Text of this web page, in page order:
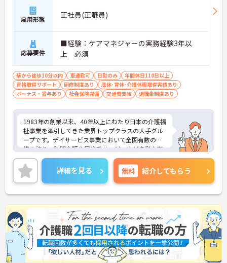
雇用形態 正社員(正職員)
応募要件
■経験：ケアマネジャーの実務経験3年以
上 必須
駅から徒歩10分以内 車通勤可 日勤のみ
年間休日110日以上
資格取得サポート
研修制度あり
産休･育休･介護休暇取得実績あり
ボーナス・賞与あり
社会保険完備 交通費支給 退職金制度あり
1983年の創業以来、40年以上にわたり日本の介護福
祉事業を牽引してきた業界トップクラスの大手グル
ープです。デイサービス事業において全国有数の規
模を誇り、訪問介護や居住系サービスなど多彩な事
業を展開することで、地域のあらゆるニーズにワン
ストップで応える体制を確立しています。ダイバー
シティ経営を積極的に推進し、多様な人材が能力を
発揮できる職場環境の構築に注力している点も大き
な特色です。また、大規模災害を見据えたBCP（事
業継続計画）の策定や独自の感染症対策ガイドライ
ンの運用など、お客様と従業員の双方を守るリスク
マネジメントも徹底されています。今後は、ご家族
がオンラインで情報を確認できるシステムや、AIを
活用した相談サービスの導入など、IT技術を積極的
に取り入れ、在宅生活の質の向上と従業員の業務効
率化を両立する次世代型の介護サービスを追求して
詳細を見る 無料 紹介してもらう